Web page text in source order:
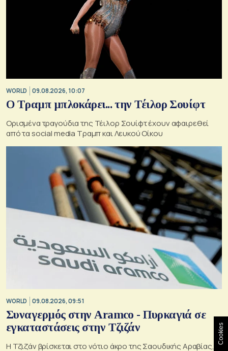
WORLD 09.08.2026, 10:07
Ο Τραμπ μπλοκάρει... την Τέιλορ Σουίφτ
Ορισμένα τραγούδια της Τέιλορ Σουίφτ έχουν αφαιρεθεί
από τα social media Τραμπ και Λευκού Οίκου
WORLD 09.08.2026, 09:51
Συναγερμός στην Aramco - Πυρκαγιά σε
εγκαταστάσεις στην Τζιζάν
Η Τζιζάν βρίσκεται στο νότιο άκρο της Σαουδικής Αραβίας,
Cookies